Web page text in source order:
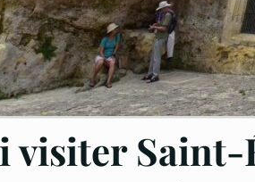
visiter Saint-